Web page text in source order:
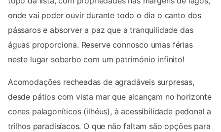
onde vai poder ouvir durante todo o dia o canto dos
pássaros e absorver a paz que a tranquilidade das
águas proporciona. Reserve connosco umas férias
neste lugar soberbo com um património infinito!
Acomodações recheadas de agradáveis surpresas,
desde pátios com vista mar que alcançam no horizonte
cones palagoníticos (ilhéus), à acessibilidade pedonal a
trilhos paradisíacos. O que não faltam são opções para